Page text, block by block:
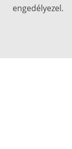
engedélyezel.